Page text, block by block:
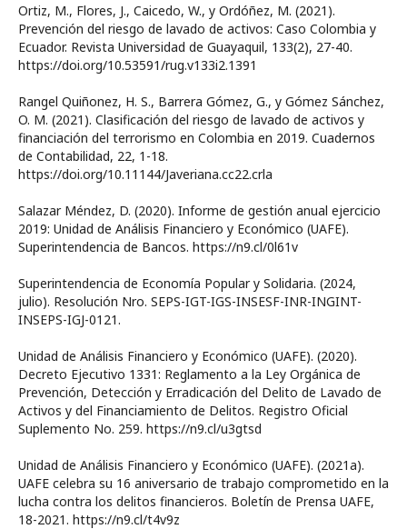
Ortiz, M., Flores, J., Caicedo, W., y Ordóñez, M. (2021).
Prevención del riesgo de lavado de activos: Caso Colombia y
Ecuador. Revista Universidad de Guayaquil, 133(2), 27-40.
https://doi.org/10.53591/rug.v133i2.1391
Rangel Quiñonez, H. S., Barrera Gómez, G., y Gómez Sánchez,
O. M. (2021). Clasificación del riesgo de lavado de activos y
financiación del terrorismo en Colombia en 2019. Cuadernos
de Contabilidad, 22, 1-18.
https://doi.org/10.11144/Javeriana.cc22.crla
Salazar Méndez, D. (2020). Informe de gestión anual ejercicio
2019: Unidad de Análisis Financiero y Económico (UAFE).
Superintendencia de Bancos. https://n9.cl/0l61v
Superintendencia de Economía Popular y Solidaria. (2024,
julio). Resolución Nro. SEPS-IGT-IGS-INSESF-INR-INGINT-
INSEPS-IGJ-0121.
Unidad de Análisis Financiero y Económico (UAFE). (2020).
Decreto Ejecutivo 1331: Reglamento a la Ley Orgánica de
Prevención, Detección y Erradicación del Delito de Lavado de
Activos y del Financiamiento de Delitos. Registro Oficial
Suplemento No. 259. https://n9.cl/u3gtsd
Unidad de Análisis Financiero y Económico (UAFE). (2021a).
UAFE celebra su 16 aniversario de trabajo comprometido en la
lucha contra los delitos financieros. Boletín de Prensa UAFE,
18-2021. https://n9.cl/t4v9z